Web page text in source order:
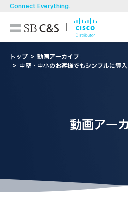
Connect Everything.
技術ブログ
トップ
動画アーカイブ
中堅・中小のお客様でもシンプルに導
動画アー